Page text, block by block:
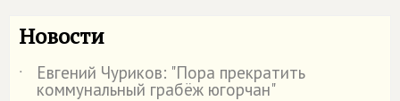
Новости
˙ Евгений Чуриков: "Пора прекратить
коммунальный грабёж югорчан"